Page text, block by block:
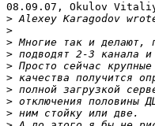
08.09.07, Okulov
>
>
>
>
>
>
>
>
>